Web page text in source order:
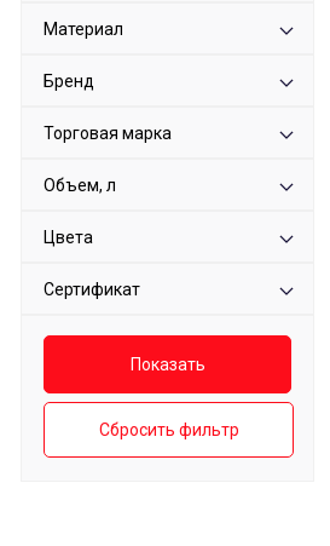
Материал
Бренд
Торговая марка
Объем, л
Цвета
Сертификат
Сбросить фильтр